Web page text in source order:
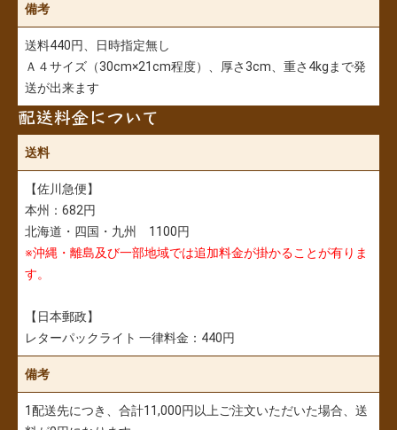
備考
送料440円、日時指定無し
Ａ４サイズ（30cm×21cm程度）、厚さ3cm、重さ4kgまで発
送が出来ます
配送料金について
送料
【佐川急便】
本州：682円
北海道・四国・九州 1100円
※沖縄・離島及び一部地域では追加料金が掛かることが有りま
す。
【日本郵政】
レターパックライト 一律料金：440円
備考
1配送先につき、合計11,000円以上ご注文いただいた場合、送